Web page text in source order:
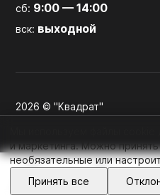
Главная Каталог
сб: 9:00 — 14:00
вск: выходной
2026 © "Квадрат"
и маркетинга. Можно принять
необязательные или
Принять все